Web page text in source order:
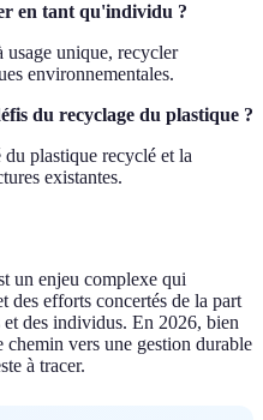
en tant qu'individu ?
usage unique, recycler
environnementales.
du recyclage du plastique ?
plastique recyclé et la
existantes.
un enjeu complexe qui
des efforts concertés de la part
et des individus. En 2026, bien
chemin vers une gestion durable
à tracer.